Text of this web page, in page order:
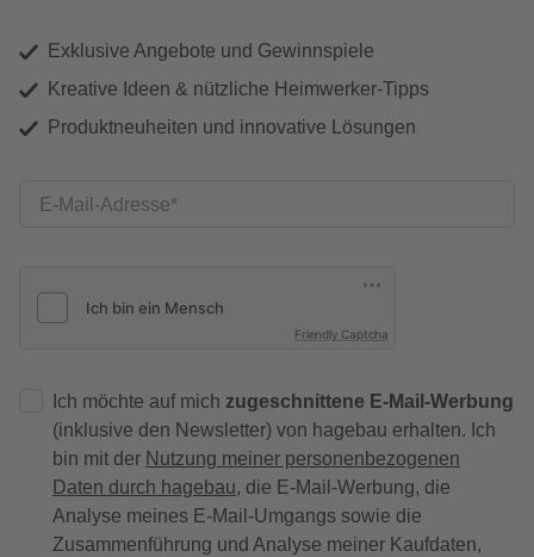
Exklusive Angebote und Gewinnspiele
Kreative Ideen & nützliche Heimwerker-Tipps
Produktneuheiten und innovative Lösungen
E-Mail-Adresse
Friendly Captcha
Ich möchte auf mich zugeschnittene E-Mail-Werbung
(inklusive den Newsletter) von hagebau erhalten. Ich
bin mit der Nutzung meiner personenbezogenen
Daten durch hagebau, die E-Mail-Werbung, die
Analyse meines E-Mail-Umgangs sowie die
Zusammenführung und Analyse meiner Kaufdaten,